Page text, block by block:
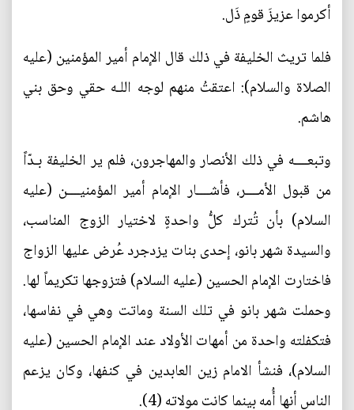
أكرموا عزيزَ قومٍ ذَل.
فلما تريث الخليفة في ذلك قال الإمام أمير المؤمنين (عليه
الصلاة والسلام): اعتقتُ منهم لوجه اللـه حقي وحق بني
هاشم.
وتبعــــه في ذلك الأنصار والمهاجرون، فلم ير الخليفة بـدّاً
من قبول الأمــــر، فأشــــار الإمام أمير المؤمنيــــن (عليه
السلام) بأن تُترك كلُّ واحدةٍ لاختيار الزوج المناسب،
والسيدة شهر بانو، إحدى بنات يزدجرد عُرض عليها الزواج
فاختارت الإمام الحسين (عليه السلام) فتزوجها تكريماً لها.
وحملت شهر بانو في تلك السنة وماتت وهي في نفاسها،
فتكفلته واحدة من أمهات الأولاد عند الإمام الحسين (عليه
السلام)، فنشأ الامام زين العابدين في كنفها، وكان يزعم
الناس أنها أُمه بينما كانت مولاته (4).